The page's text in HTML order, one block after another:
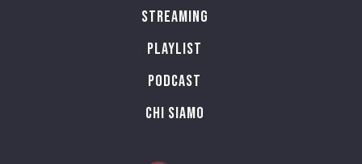
Streaming
Playlist
PODCAST
Chi siamo